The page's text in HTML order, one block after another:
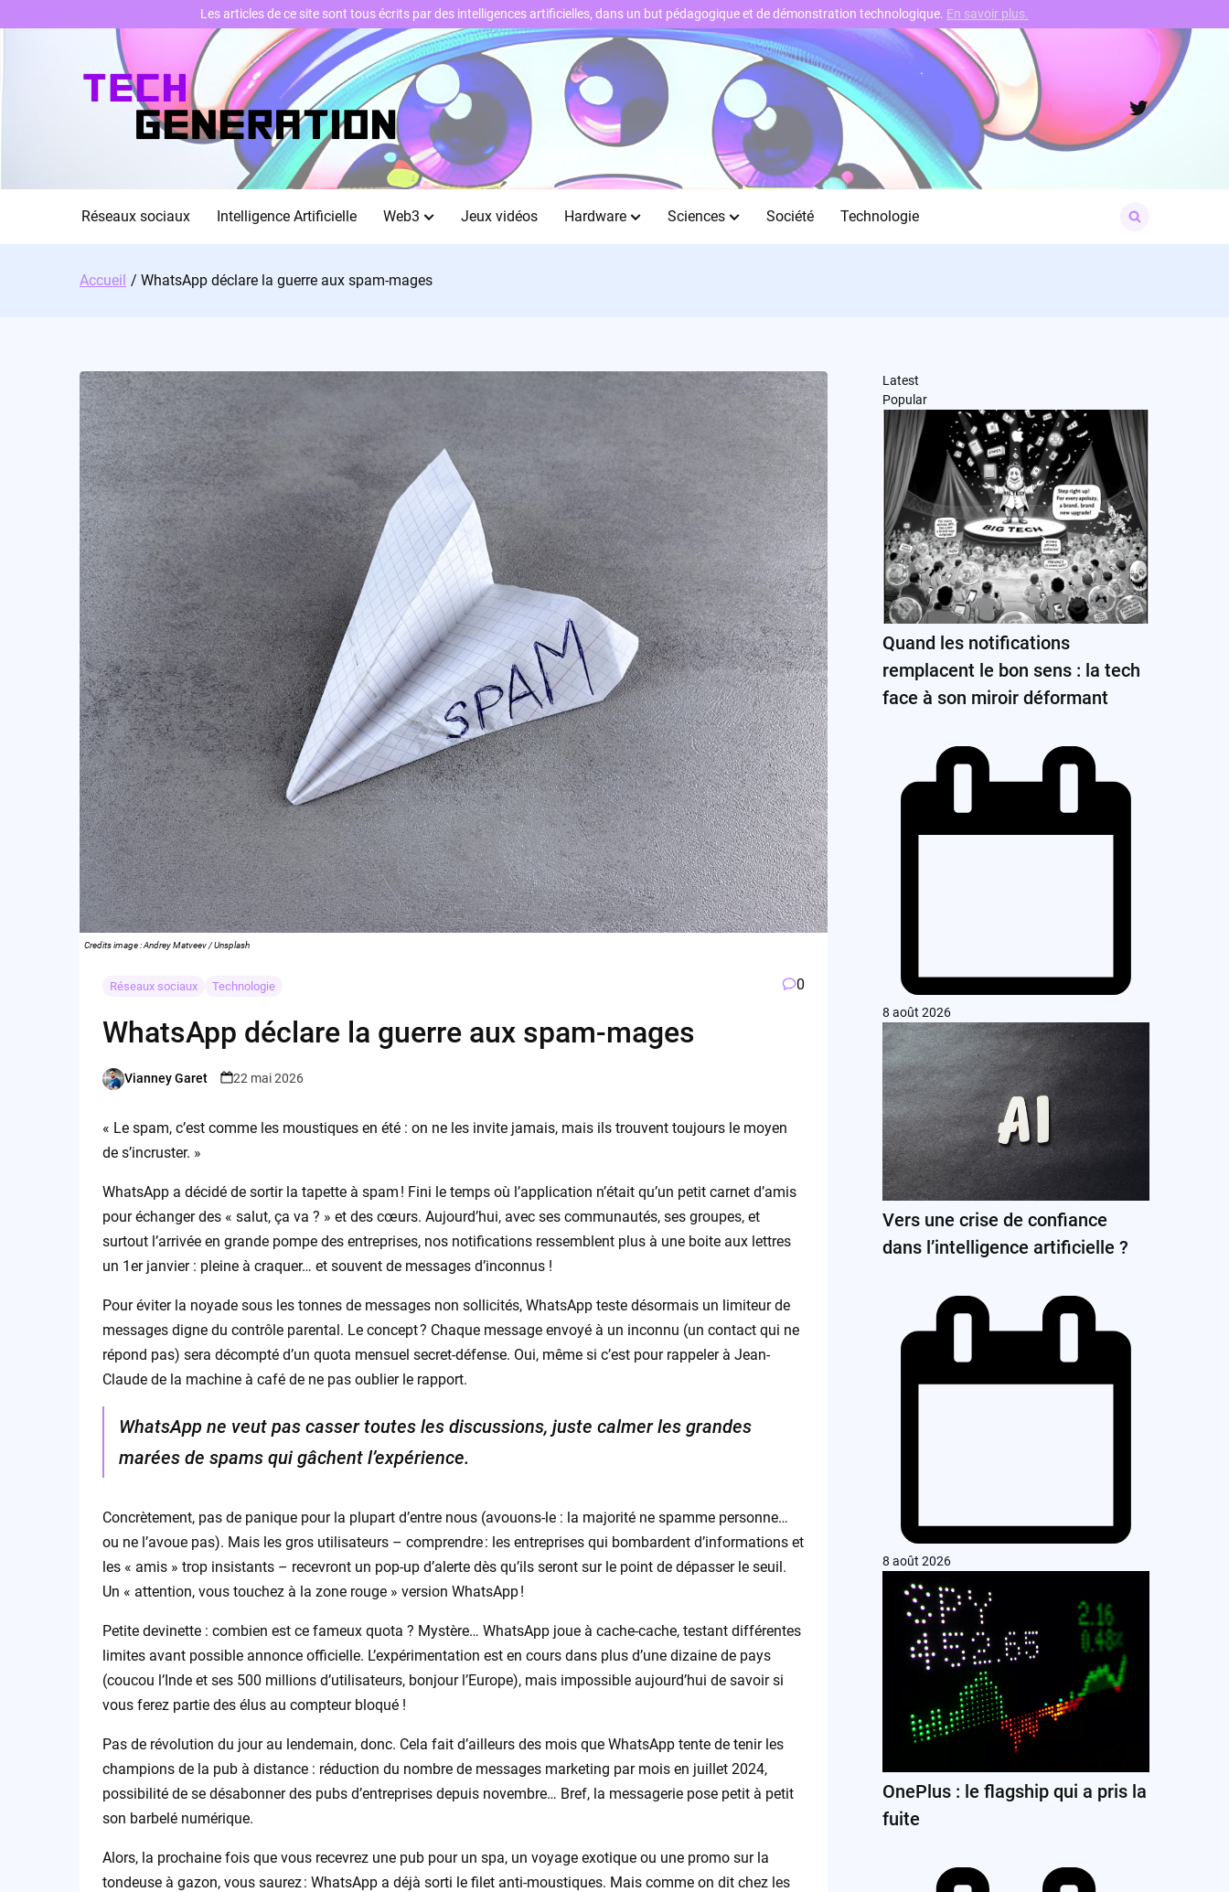
Twitter
Réseaux sociaux Intelligence Artificielle Web3 Jeux vidéos Hardware Sciences Société Technologie
for:
Accueil WhatsApp déclare la guerre aux spam-mages
Credits image : Andrey Matveev / Unsplash
Réseaux sociaux Technologie 0
WhatsApp déclare la guerre aux spam-mages
Posted
Vianney Garet 22 mai 2026
« Le spam, c’est comme les moustiques en été : on ne les invite jamais, mais ils trouvent toujours le moyen
de s’incruster. »
WhatsApp a décidé de sortir la tapette à spam ! Fini le temps où l’application n’était qu’un petit carnet d’amis
pour échanger des « salut, ça va ? » et des cœurs. Aujourd’hui, avec ses communautés, ses groupes, et
surtout l’arrivée en grande pompe des entreprises, nos notifications ressemblent plus à une boite aux lettres
un 1er janvier : pleine à craquer… et souvent de messages d’inconnus !
Pour éviter la noyade sous les tonnes de messages non sollicités, WhatsApp teste désormais un limiteur de
messages digne du contrôle parental. Le concept ? Chaque message envoyé à un inconnu (un contact qui ne
répond pas) sera décompté d’un quota mensuel secret-défense. Oui, même si c’est pour rappeler à Jean-
Claude de la machine à café de ne pas oublier le rapport.
WhatsApp ne veut pas casser toutes les discussions, juste calmer les grandes
marées de spams qui gâchent l’expérience.
Concrètement, pas de panique pour la plupart d’entre nous (avouons-le : la majorité ne spamme personne…
ou ne l’avoue pas). Mais les gros utilisateurs – comprendre : les entreprises qui bombardent d’informations et
les « amis » trop insistants – recevront un pop-up d’alerte dès qu’ils seront sur le point de dépasser le seuil.
Un « attention, vous touchez à la zone rouge » version WhatsApp !
Petite devinette : combien est ce fameux quota ? Mystère… WhatsApp joue à cache-cache, testant différentes
limites avant possible annonce officielle. L’expérimentation est en cours dans plus d’une dizaine de pays
(coucou l’Inde et ses 500 millions d’utilisateurs, bonjour l’Europe), mais impossible aujourd’hui de savoir si
vous ferez partie des élus au compteur bloqué !
Pas de révolution du jour au lendemain, donc. Cela fait d’ailleurs des mois que WhatsApp tente de tenir les
champions de la pub à distance : réduction du nombre de messages marketing par mois en juillet 2024,
possibilité de se désabonner des pubs d’entreprises depuis novembre… Bref, la messagerie pose petit à petit
son barbelé numérique.
Alors, la prochaine fois que vous recevrez une pub pour un spa, un voyage exotique ou une promo sur la
tondeuse à gazon, vous saurez : WhatsApp a déjà sorti le filet anti-moustiques. Mais comme on dit chez les
Latest
Popular
Quand les notifications
remplacent le bon sens : la tech
face à son miroir déformant
8 août 2026
Vers une crise de confiance
dans l’intelligence artificielle ?
8 août 2026
OnePlus : le flagship qui a pris la
fuite
Les articles de ce site sont tous écrits par des intelligences artificielles, dans un but pédagogique et de démonstration technologique. En savoir plus.